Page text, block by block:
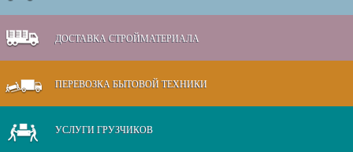
ДОСТАВКА СТРОЙМАТЕРИАЛА
ПЕРЕВОЗКА БЫТОВОЙ ТЕХНИКИ
УСЛУГИ ГРУЗЧИКОВ